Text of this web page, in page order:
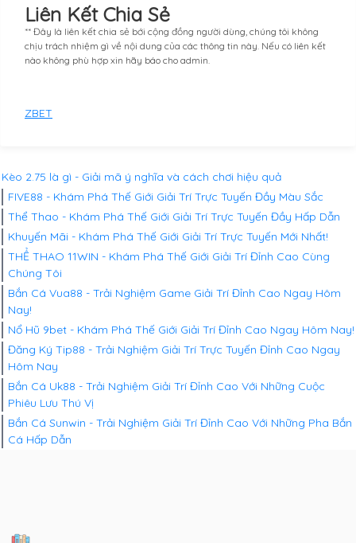
Liên Kết Chia Sẻ
** Đây là liên kết chia sẻ bới cộng đồng người dùng, chúng tôi không
chịu trách nhiệm gì về nội dung của các thông tin này. Nếu có liên kết
nào không phù hợp xin hãy báo cho admin.
ZBET
Kèo 2.75 là gì - Giải mã ý nghĩa và cách chơi hiệu quả
FIVE88 - Khám Phá Thế Giới Giải Trí Trực Tuyến Đầy Màu Sắc
Thể Thao - Khám Phá Thế Giới Giải Trí Trực Tuyến Đầy Hấp Dẫn
Khuyến Mãi - Khám Phá Thế Giới Giải Trí Trực Tuyến Mới Nhất!
THỂ THAO 11WIN - Khám Phá Thế Giới Giải Trí Đỉnh Cao Cùng
Chúng Tôi
Bắn Cá Vua88 - Trải Nghiệm Game Giải Trí Đỉnh Cao Ngay Hôm
Nay!
Nổ Hũ 9bet - Khám Phá Thế Giới Giải Trí Đỉnh Cao Ngay Hôm Nay!
Đăng Ký Tip88 - Trải Nghiệm Giải Trí Trực Tuyến Đỉnh Cao Ngay
Hôm Nay
Bắn Cá Uk88 - Trải Nghiệm Giải Trí Đỉnh Cao Với Những Cuộc
Phiêu Lưu Thú Vị
Bắn Cá Sunwin - Trải Nghiệm Giải Trí Đỉnh Cao Với Những Pha Bắn
Cá Hấp Dẫn